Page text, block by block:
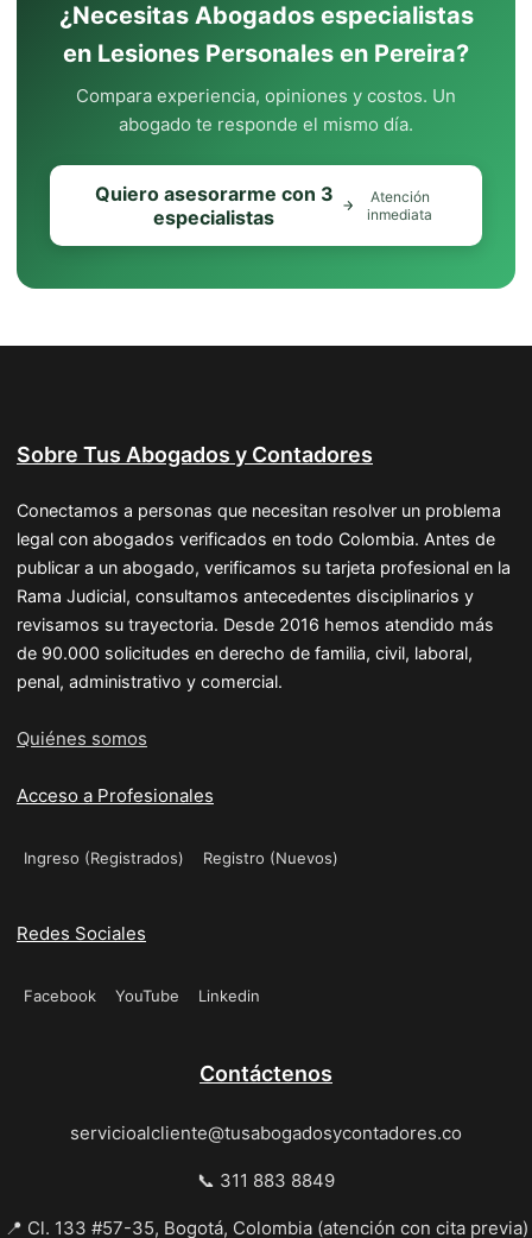
¿Necesitas Abogados especialistas
en Lesiones Personales en Pereira?
Compara experiencia, opiniones y costos. Un
abogado te responde el mismo día.
Quiero asesorarme con 3
especialistas
Atención
inmediata
Sobre Tus Abogados y Contadores
Conectamos a personas que necesitan resolver un problema
legal con abogados verificados en todo Colombia. Antes de
publicar a un abogado, verificamos su tarjeta profesional en la
Rama Judicial, consultamos antecedentes disciplinarios y
revisamos su trayectoria. Desde 2016 hemos atendido más
de 90.000 solicitudes en derecho de familia, civil, laboral,
penal, administrativo y comercial.
Quiénes somos
Acceso a Profesionales
Ingreso (Registrados) Registro (Nuevos)
Redes Sociales
Facebook YouTube Linkedin
Contáctenos
servicioalcliente@tusabogadosycontadores.co
📞 311 883 8849
📍 Cl. 133 #57-35, Bogotá, Colombia (atención con cita previa)